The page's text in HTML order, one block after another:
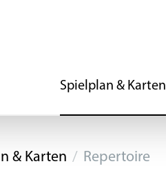
Spielplan & Karten
& Karten Repertoire